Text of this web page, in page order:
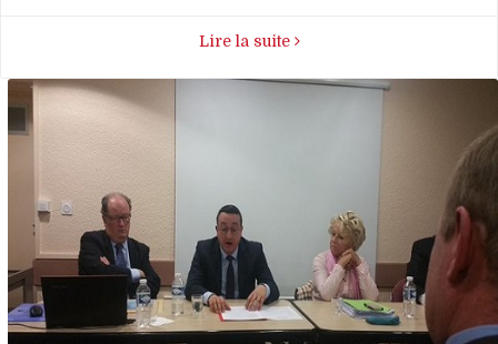
Lire la suite